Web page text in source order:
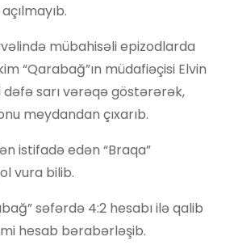
mübahisəli epizodlarda
“Qarabağ”ın müdafiəçisi Elvin
sarı vərəqə göstərərək,
meydandan çıxarıb.
istifadə edən “Braqa”
vura bilib.
səfərdə 4:2 hesabı ilə qalib
hesab bərabərləşib.